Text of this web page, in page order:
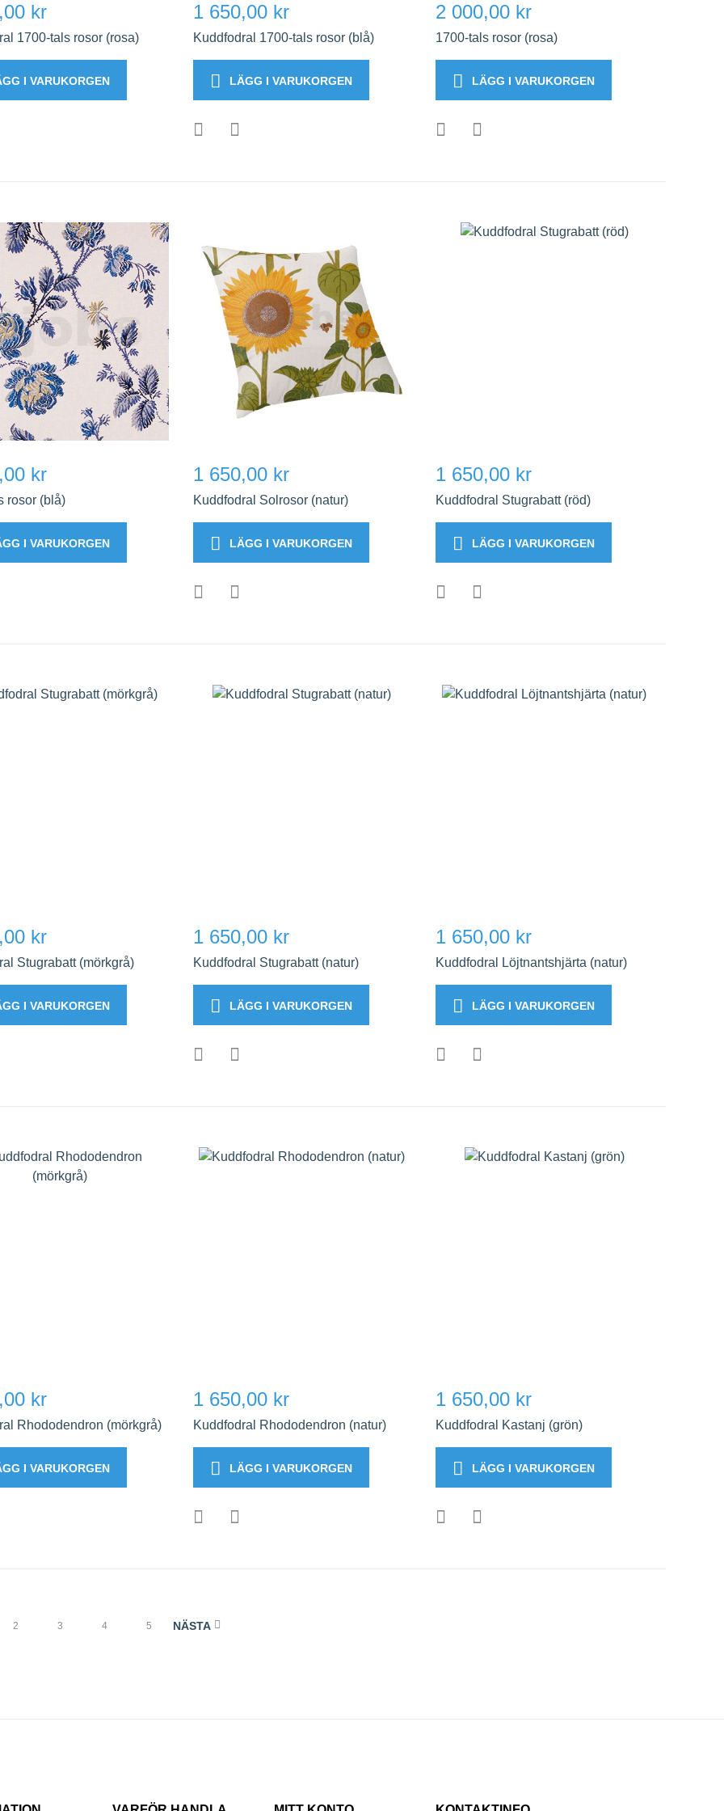
kr
1700-tals rosor (rosa)
I VARUKORGEN
1 650,00 kr
Kuddfodral 1700-tals rosor (blå)
LÄGG I VARUKORGEN
2 000,00 kr
1700-tals rosor (rosa)
LÄGG I VARUKORGEN
kr
rosor (blå)
I VARUKORGEN
1 650,00 kr
Kuddfodral Solrosor (natur)
LÄGG I VARUKORGEN
1 650,00 kr
Kuddfodral Stugrabatt (röd)
LÄGG I VARUKORGEN
kr
Stugrabatt (mörkgrå)
I VARUKORGEN
1 650,00 kr
Kuddfodral Stugrabatt (natur)
LÄGG I VARUKORGEN
1 650,00 kr
Kuddfodral Löjtnantshjärta (natur)
LÄGG I VARUKORGEN
kr
Rhododendron (mörkgrå)
I VARUKORGEN
1 650,00 kr
Kuddfodral Rhododendron (natur)
LÄGG I VARUKORGEN
1 650,00 kr
Kuddfodral Kastanj (grön)
LÄGG I VARUKORGEN
2 3 4 5 NÄSTA